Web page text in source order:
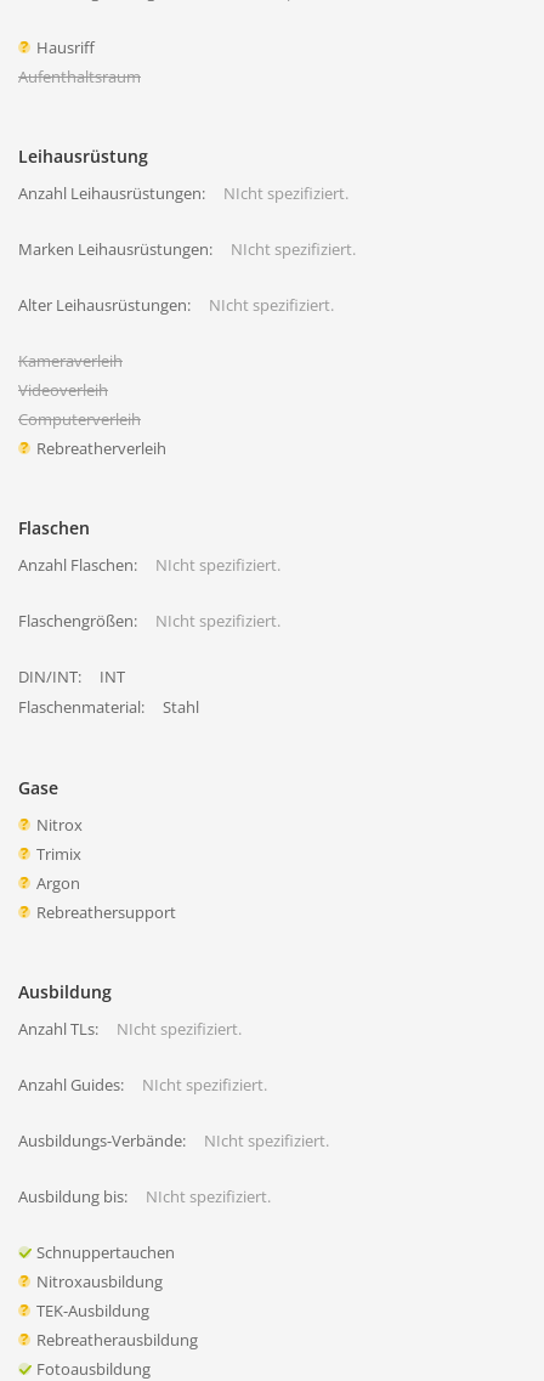
Hausriff
Aufenthaltsraum
Leihausrüstung
Anzahl Leihausrüstungen: NIcht spezifiziert.
Marken Leihausrüstungen: NIcht spezifiziert.
Alter Leihausrüstungen: NIcht spezifiziert.
Kameraverleih
Videoverleih
Computerverleih
Rebreatherverleih
Flaschen
Anzahl Flaschen: NIcht spezifiziert.
Flaschengrößen: NIcht spezifiziert.
DIN/INT:
INT
Flaschenmaterial:
Stahl
Gase
Nitrox
Trimix
Argon
Rebreathersupport
Ausbildung
Anzahl TLs: NIcht spezifiziert.
Anzahl Guides: NIcht spezifiziert.
Ausbildungs-Verbände: NIcht spezifiziert.
Ausbildung bis: NIcht spezifiziert.
Schnuppertauchen
Nitroxausbildung
TEK-Ausbildung
Rebreatherausbildung
Fotoausbildung